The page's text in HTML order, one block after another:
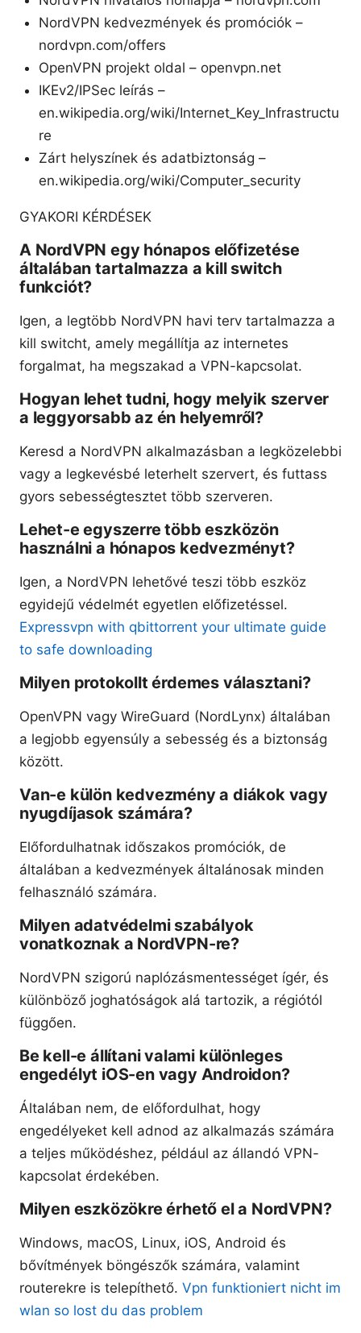
NordVPN kedvezmények és promóciók –
nordvpn.com/offers
OpenVPN projekt oldal – openvpn.net
IKEv2/IPSec leírás –
en.wikipedia.org/wiki/Internet_Key_Infrastructu
re
Zárt helyszínek és adatbiztonság –
en.wikipedia.org/wiki/Computer_security
GYAKORI KÉRDÉSEK
A NordVPN egy hónapos előfizetése
általában tartalmazza a kill switch
funkciót?
Igen, a legtöbb NordVPN havi terv tartalmazza a
kill switcht, amely megállítja az internetes
forgalmat, ha megszakad a VPN-kapcsolat.
Hogyan lehet tudni, hogy melyik szerver
a leggyorsabb az én helyemről?
Keresd a NordVPN alkalmazásban a legközelebbi
vagy a legkevésbé leterhelt szervert, és futtass
gyors sebességtesztet több szerveren.
Lehet-e egyszerre több eszközön
használni a hónapos kedvezményt?
Igen, a NordVPN lehetővé teszi több eszköz
egyidejű védelmét egyetlen előfizetéssel.
Expressvpn with qbittorrent your ultimate guide
to safe downloading
Milyen protokollt érdemes választani?
OpenVPN vagy WireGuard (NordLynx) általában
a legjobb egyensúly a sebesség és a biztonság
között.
Van-e külön kedvezmény a diákok vagy
nyugdíjasok számára?
Előfordulhatnak időszakos promóciók, de
általában a kedvezmények általánosak minden
felhasználó számára.
Milyen adatvédelmi szabályok
vonatkoznak a NordVPN-re?
NordVPN szigorú naplózásmentességet ígér, és
különböző joghatóságok alá tartozik, a régiótól
függően.
Be kell-e állítani valami különleges
engedélyt iOS-en vagy Androidon?
Általában nem, de előfordulhat, hogy
engedélyeket kell adnod az alkalmazás számára
a teljes működéshez, például az állandó VPN-
kapcsolat érdekében.
Milyen eszközökre érhető el a NordVPN?
Windows, macOS, Linux, iOS, Android és
bővítmények böngészők számára, valamint
routerekre is telepíthető. Vpn funktioniert nicht im
wlan so lost du das problem